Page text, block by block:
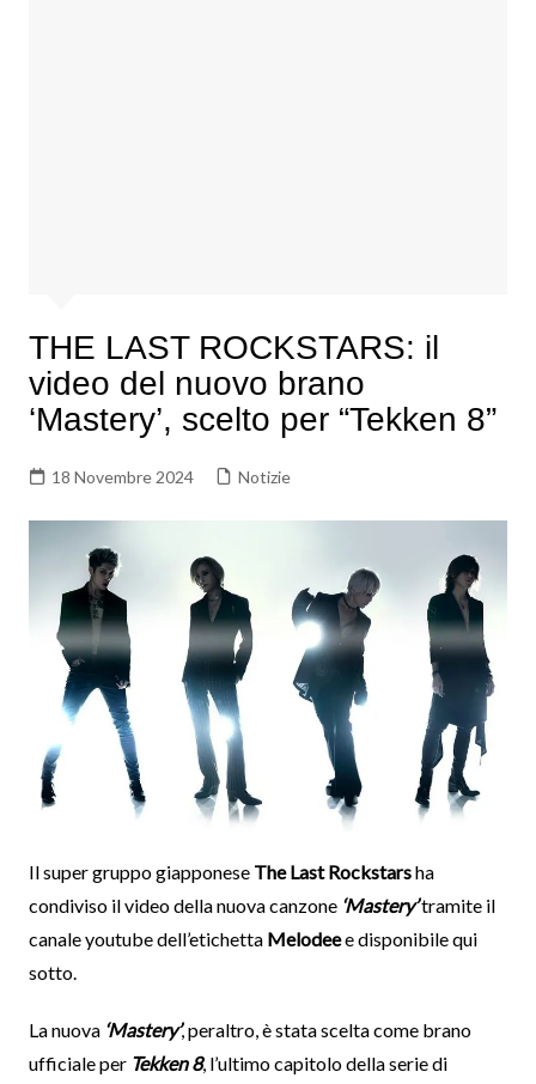
THE LAST ROCKSTARS: il
video del nuovo brano
‘Mastery’, scelto per “Tekken 8”
18 Novembre 2024 Notizie
Il super gruppo giapponese The Last Rockstarsha
condiviso il video della nuova canzone ‘Mastery’tramite il
canale youtube dell’etichetta Melodeee disponibile qui
sotto.
La nuova ‘Mastery’, peraltro, è stata scelta come brano
ufficiale per Tekken 8, l’ultimo capitolo della serie di